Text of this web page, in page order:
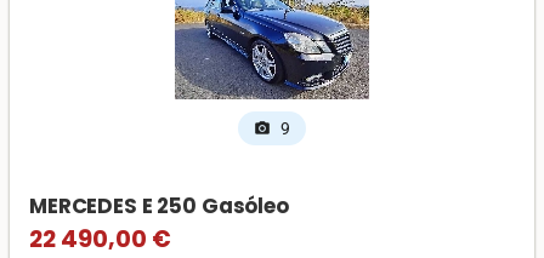
photo_camera 9
MERCEDES E 250 Gasóleo
22 490,00 €